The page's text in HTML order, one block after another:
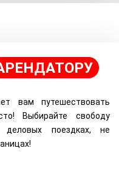
вам путешествовать
Выбирайте свободу
поездках, не